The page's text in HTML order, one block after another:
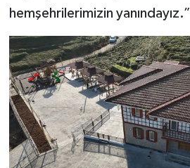
hemşehrilerimizin yanındayız.”